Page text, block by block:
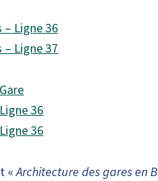
– Ligne 36
– Ligne 37
36
36
«Architecture des gares en